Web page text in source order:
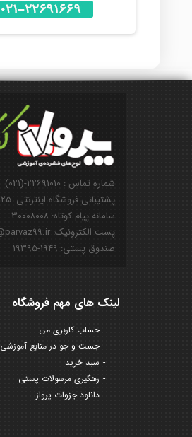
شماره تماس : ۲۲۶۹۱۰۱۰-(۰۲۱)
پشتیبانی فروشگاه اینترنتی: ۰۹۱۲۸۵۰۱۱۲۵
سامانه پیام کوتاه: ۳۰۰۰۸۰۰۸
پست الکترونیک: info@parvaz99.ir
صندوق پستی: ۱۹۴۹-۱۹۳۹۵
لینک های مهم فروشگاه
حساب کاربری من
جست و جو در منابع آموزشی
سبد خرید
رهگیری مرسولات پستی
دانلود جزوات پرواز